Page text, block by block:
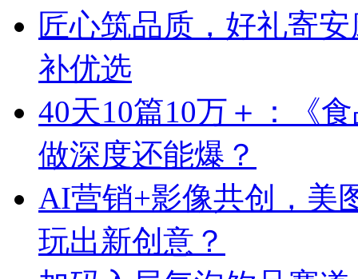
匠心筑品质，好礼寄
补优选
40天10篇10万＋：《
做深度还能爆？
AI营销+影像共创，美
玩出新创意？